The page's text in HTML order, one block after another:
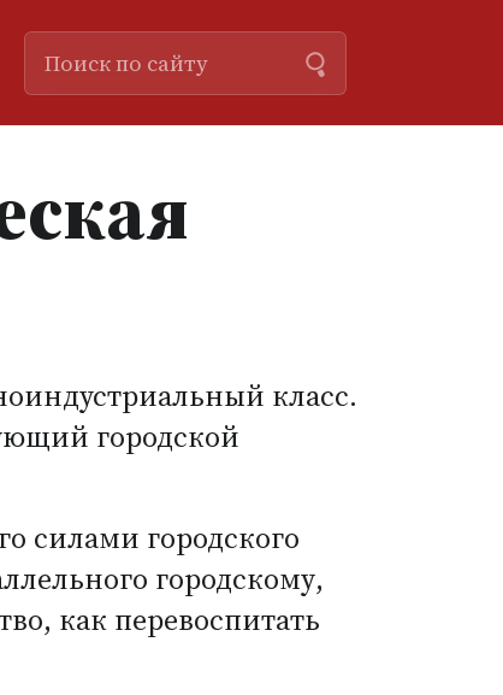
класс.
городской
силами городского
городскому,
как перевоспитать